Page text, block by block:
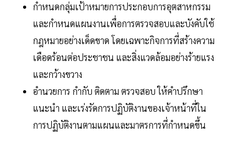
กำหนดกลุ่มเป้าหมายการประกอบการอุตสาหกรรม
และกำหนดแผนงานเพื่อการตรวจสอบและบังคับใช้
กฎหมายอย่างเด็ดขาด โดยเฉพาะกิจการที่สร้างความ
เดือดร้อนต่อประชาชน และสิ่งแวดล้อมอย่างร้ายแรง
และกว้างขวาง
อำนวยการ กำกับ ติดตาม ตรวจสอบ ให้คำปรึกษา
แนะนำ และเร่งรัดการปฏิบัติงานของเจ้าหน้าที่ใน
การปฏิบัติงานตามแผนและมาตรการที่กำหนดขึ้น